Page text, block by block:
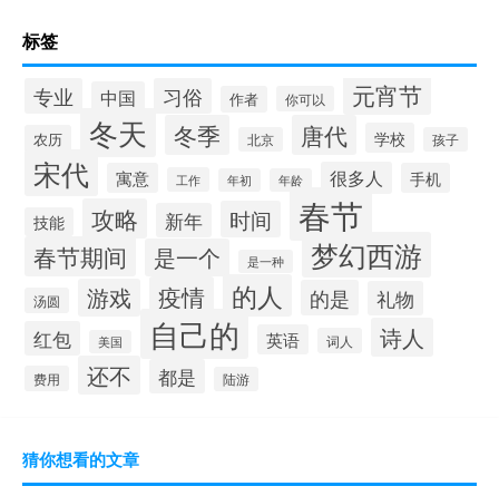
标签
专业 中国 习俗 作者 你可以 元宵节
农历 冬天 冬季 北京 唐代 学校 孩子
宋代 寓意 工作 年初 年龄 很多人 手机
技能 攻略 新年 时间 春节
春节期间 是一个 是一种 梦幻西游
汤圆 游戏 疫情 的人 的是
礼物
红包
美国 自己的 英语 词人 诗人
费用 还不 都是 陆游
猜你想看的文章